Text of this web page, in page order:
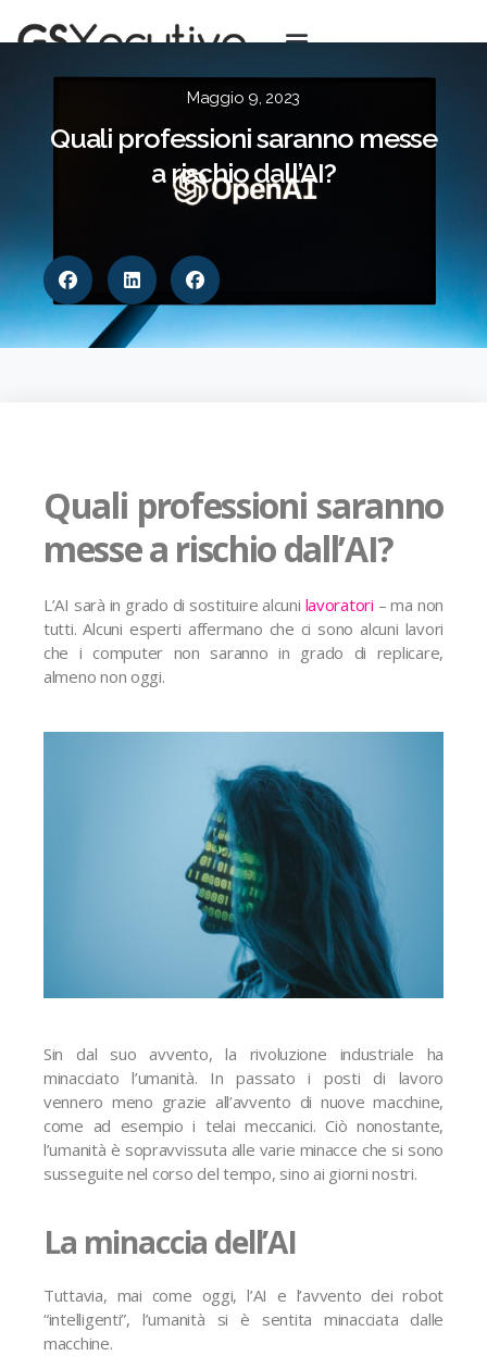
Maggio 9, 2023
Quali professioni saranno messe
a rischio dall’AI?
Quali professioni saranno
messe a rischio dall’AI?
L’AI sarà in grado di sostituire alcuni lavoratori – ma non
tutti. Alcuni esperti affermano che ci sono alcuni lavori
che i computer non saranno in grado di replicare,
almeno non oggi.
Sin dal suo avvento, la rivoluzione industriale ha
minacciato l’umanità. In passato i posti di lavoro
vennero meno grazie all’avvento di nuove macchine,
come ad esempio i telai meccanici. Ciò nonostante,
l’umanità è sopravvissuta alle varie minacce che si sono
susseguite nel corso del tempo, sino ai giorni nostri.
La minaccia dell’AI
Tuttavia, mai come oggi, l’AI e l’avvento dei robot
“intelligenti”, l’umanità si è sentita minacciata dalle
macchine.